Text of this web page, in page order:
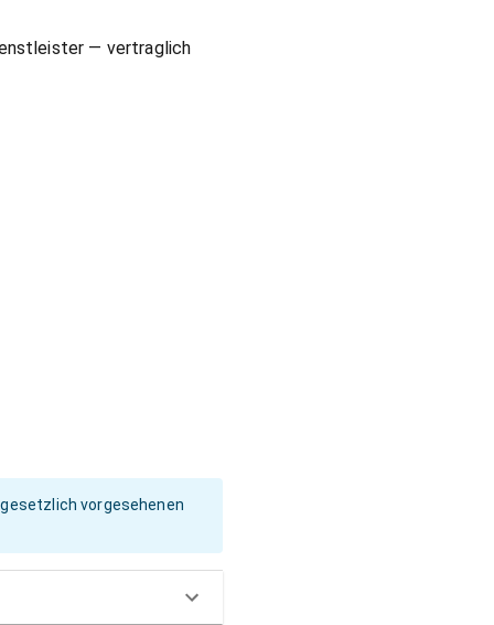
— vertraglich
vorgesehenen